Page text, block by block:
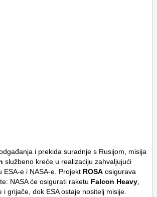
i prekida suradnje s Rusijom, misija
službeno kreće u realizaciju zahvaljujući
ESA-e i NASA-e. Projekt ROSA osigurava
NASA će osigurati raketu Falcon Heavy,
i grijače, dok ESA ostaje nositelj misije.